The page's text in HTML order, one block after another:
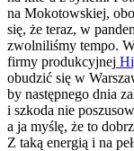
na Mokotowskiej,
się, że teraz, w
zwolniliśmy tempo.
firmy produkcyjnej
obudzić się w
by następnego dnia
i szkoda nie
a ja myślę, że to
Z taką energią i na